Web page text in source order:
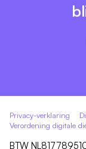
Privacy-verklaring
Verordening digitale
BTW